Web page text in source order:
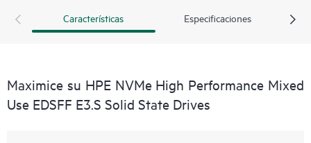
Características Especificaciones
Maximice su HPE NVMe High Performance Mixed
Use EDSFF E3.S Solid State Drives